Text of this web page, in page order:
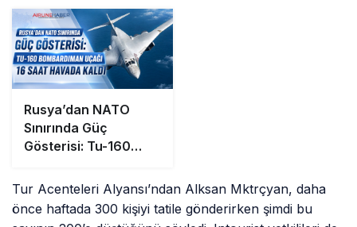
Rusya’dan NATO
Sınırında Güç
Gösterisi: Tu-160
16 Saat Havada Kaldı
Tur Acenteleri Alyansı’ndan Alksan Mktrçyan, daha
önce haftada 300 kişiyi tatile gönderirken şimdi bu